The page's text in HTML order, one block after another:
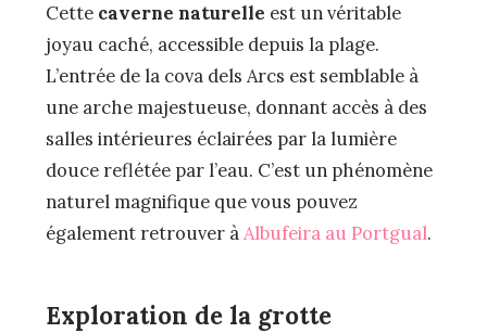
Cette caverne naturelle est un véritable
joyau caché, accessible depuis la plage.
L’entrée de la cova dels Arcs est semblable à
une arche majestueuse, donnant accès à des
salles intérieures éclairées par la lumière
douce reflétée par l’eau. C’est un phénomène
naturel magnifique que vous pouvez
également retrouver àAlbufeira au Portgual.
Exploration de la grotte